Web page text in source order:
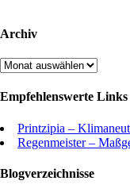
Archiv
Archiv
Empfehlenswerte Links
Printzipia –
Regenmeister –
Blogverzeichnisse